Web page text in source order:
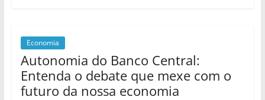
Economia
Autonomia do Banco Central:
Entenda o debate que mexe com o
futuro da nossa economia